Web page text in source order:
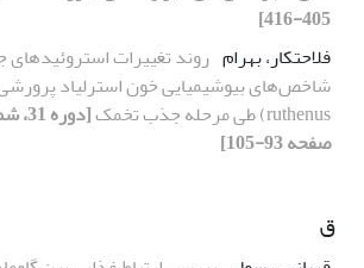
405-416]
فلاحتکار، بهرام روند تغییرات
ruthenus) طی مرحله جذب تخمک
صفحه 93-105]
ق